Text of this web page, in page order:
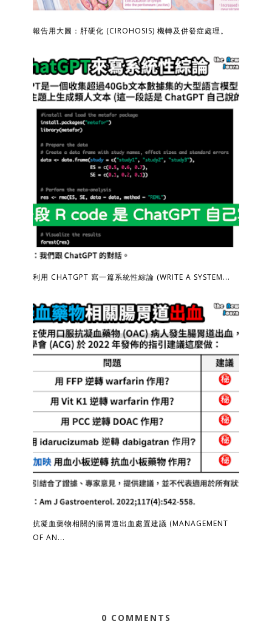
報告用大圖：肝硬化 (CIROHOSIS) 機轉及併發症處理。
利用 CHATGPT 寫一篇系統性綜論 (WRITE A SYSTEM...
抗凝血藥物相關的腸胃道出血處置建議 (MANAGEMENT
OF AN...
0 COMMENTS